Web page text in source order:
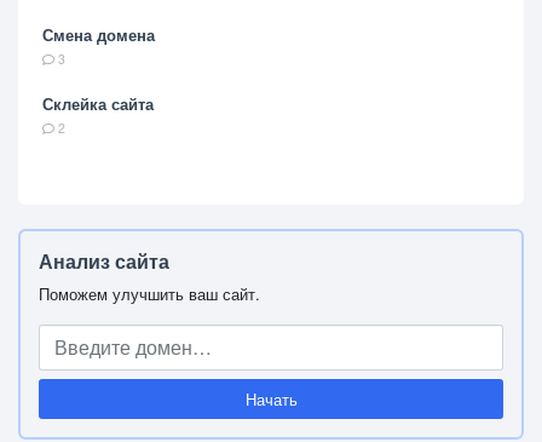
Смена домена
3
Склейка сайта
2
Анализ сайта
Поможем улучшить ваш сайт.
Начать